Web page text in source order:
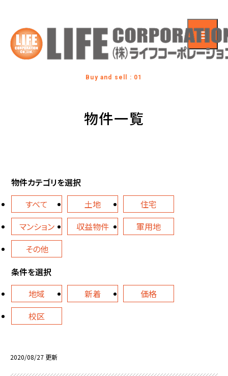
Buy and sell : 01
物件一覧
物件カテゴリを選択
すべて
土地
住宅
マンション
収益物件
軍用地
その他
条件を選択
地域
新着
価格
校区
2020/08/27 更新